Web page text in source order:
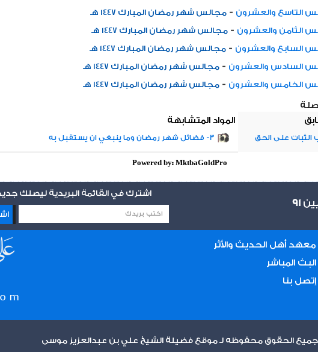
التاسع والعشرون - مجالس شهر رمضان المبارك 1447 هـ
الثامن والعشرون - مجالس شهر رمضان المبارك 1447 هـ
السابع والعشرون - مجالس شهر رمضان المبارك 1447 هـ
السادس والعشرون - مجالس شهر رمضان المبارك 1447 هـ
الخامس والعشرون - مجالس شهر رمضان المبارك 1447 هـ
صلة
الثبات على الحق
المواد المتشابهة
3- فضائل شهر رمضان وما ينبغي ان يستقبل به
Powered by: MktbaGoldPro
91
اشترك في القائمة البريدية ليصلك
معهد أهل الحديث والأثر
البث المباشر
إتصل بنا
جميع الحقوق محفوظه لـ موقع فضيلة الشيخ علي بن عبدالعزيز موسى